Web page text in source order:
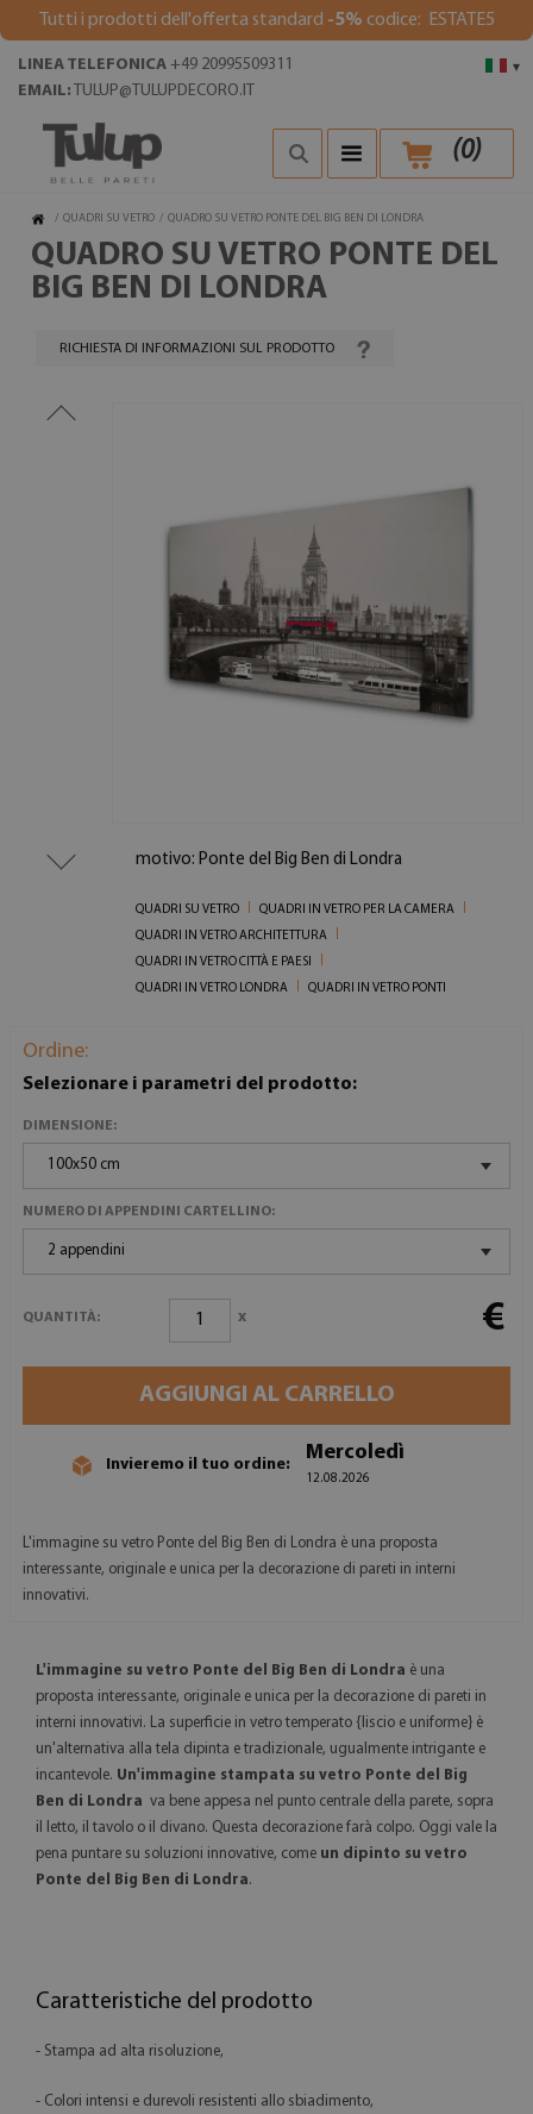
Tutti i prodotti dell'offerta standard -5% codice: ESTATE5
▾
LINEA TELEFONICA +49 20995509311
EMAIL: TULUP@TULUPDECORO.IT
(0)
/ QUADRI SU VETRO / QUADRO SU VETRO PONTE DEL BIG BEN DI LONDRA
QUADRO SU VETRO PONTE DEL
BIG BEN DI LONDRA
RICHIESTA DI INFORMAZIONI SUL PRODOTTO
motivo: Ponte del Big Ben di Londra
QUADRI SU VETRO
QUADRI IN VETRO PER LA CAMERA
QUADRI IN VETRO ARCHITETTURA
QUADRI IN VETRO CITTÀ E PAESI
QUADRI IN VETRO LONDRA
QUADRI IN VETRO PONTI
Ordine:
Selezionare i parametri del prodotto:
DIMENSIONE:
100x50 cm
NUMERO DI APPENDINI CARTELLINO:
2 appendini
QUANTITÀ: x €
AGGIUNGI AL CARRELLO
Invieremo il tuo ordine:
Mercoledì
12.08.2026
L'immagine su vetro Ponte del Big Ben di Londra è una proposta
interessante, originale e unica per la decorazione di pareti in interni
innovativi.
L'immagine su vetro Ponte del Big Ben di Londra è una
proposta interessante, originale e unica per la decorazione di pareti in
interni innovativi. La superficie in vetro temperato {liscio e uniforme} è
un'alternativa alla tela dipinta e tradizionale, ugualmente intrigante e
incantevole. Un'immagine stampata su vetro Ponte del Big
Ben di Londra va bene appesa nel punto centrale della parete, sopra
il letto, il tavolo o il divano. Questa decorazione farà colpo. Oggi vale la
pena puntare su soluzioni innovative, come un dipinto su vetro
Ponte del Big Ben di Londra.
Caratteristiche del prodotto
- Stampa ad alta risoluzione,
- Colori intensi e durevoli resistenti allo sbiadimento,